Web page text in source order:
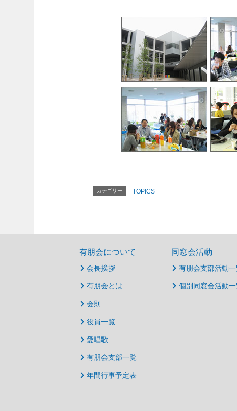
カテゴリー TOPICS
有朋会について
会長挨拶
有朋会とは
会則
役員一覧
愛唱歌
有朋会支部一覧
年間行事予定表
同窓会活動
有朋会支部活動
個別同窓会活動